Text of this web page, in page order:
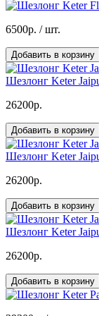
6500р. / шт.
Добавить в корзину
Шезлонг Keter
26200р.
Добавить в корзину
Шезлонг Keter
26200р.
Добавить в корзину
Шезлонг Keter
26200р.
Добавить в корзину